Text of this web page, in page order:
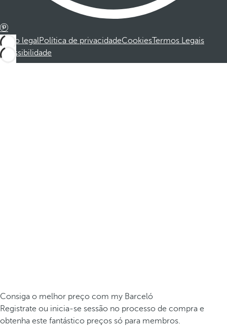
Aviso legalPolítica de privacidadeCookiesTermos Legais
Acessibilidade
Consiga o melhor preço com my Barceló
Registrate ou inicia-se sessão no processo de compra e
obtenha este fantástico preços só para membros.